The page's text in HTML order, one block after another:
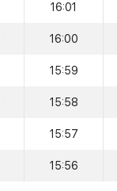
16:01
16:00
15:59
15:58
15:57
15:56